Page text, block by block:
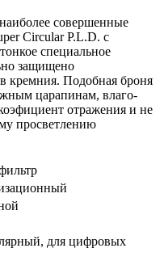
совершенные
Circular P.L.D. с
специальное
защищено
кремния. Подобная броня
царапинам, влаго-
отражения и не
просветлению
для цифровых